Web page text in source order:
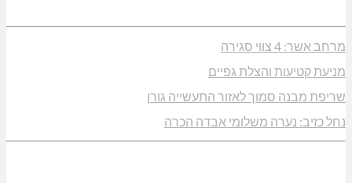
מרחב אשר: 4 צווי סגירה
מניעת קטיעות והצלת גפיים
שריפת מבנה סמוך לאזור התעשייה גורן
נחל כזיב: נערה משלומי אבדה הכרה